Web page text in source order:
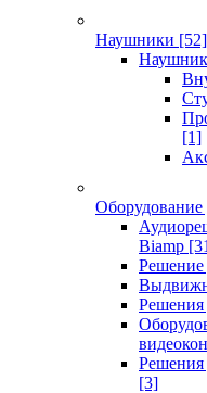
Наушники [52]
[1]
Оборудование
Biamp
Решение
Решения
Решения
[3]